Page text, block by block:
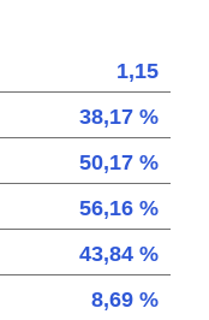
1,15
38,17 %
50,17 %
56,16 %
43,84 %
8,69 %